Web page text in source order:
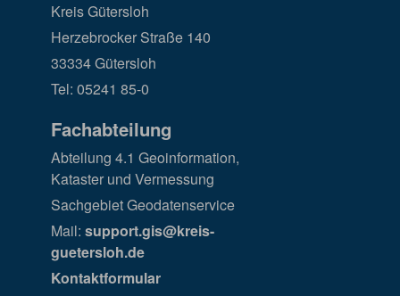
Kreis Gütersloh
Herzebrocker Straße 140
33334 Gütersloh
Tel: 05241 85-0
Fachabteilung
Abteilung 4.1 Geoinformation,
Kataster und Vermessung
Sachgebiet Geodatenservice
Mail: support.gis@kreis-
guetersloh.de
Kontaktformular